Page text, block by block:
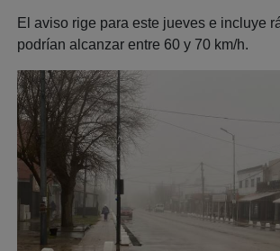
El aviso rige para este jueves e incluye
podrían alcanzar entre 60 y 70 km/h.